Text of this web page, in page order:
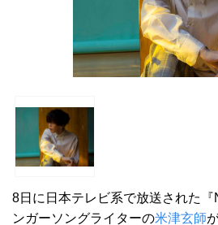
8日に日本テレビ系で放送された
ンガーソングライターの米津玄師